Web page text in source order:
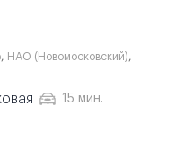
, НАО (Новомосковский),
15 мин.